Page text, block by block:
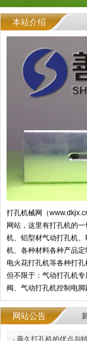
本站介绍
打孔机械网（
网站，这里有打孔机的
机、铝型材气动打孔机
机、各种材料各种产品
电火花打孔机等各种打
但不限于：气动打孔机
阀、气动打孔机控制电脚
网站公告
· 善久打孔机的优点与